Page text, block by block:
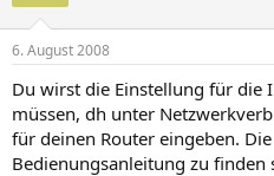
6. August 2008
Du wirst die Einstellung für die
müssen, dh unter
für deinen Router eingeben.
Bedienungsanleitung zu finden